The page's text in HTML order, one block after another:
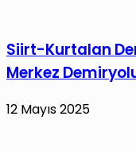
Siirt-Kurtalan
Merkez
12 Mayıs 2025